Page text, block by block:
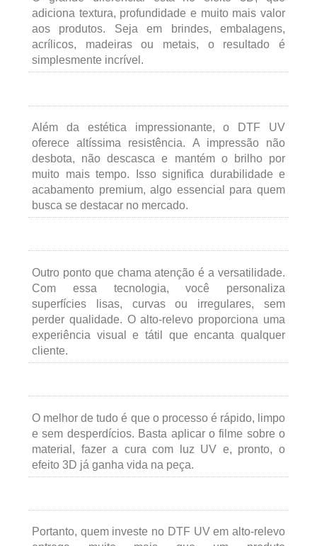
adiciona textura, profundidade e muito mais valor
aos produtos. Seja em brindes, embalagens,
acrílicos, madeiras ou metais, o resultado é
simplesmente incrível.
Além da estética impressionante, o DTF UV
oferece altíssima resistência. A impressão não
desbota, não descasca e mantém o brilho por
muito mais tempo. Isso significa durabilidade e
acabamento premium, algo essencial para quem
busca se destacar no mercado.
Outro ponto que chama atenção é a versatilidade.
Com essa tecnologia, você personaliza
superfícies lisas, curvas ou irregulares, sem
perder qualidade. O alto-relevo proporciona uma
experiência visual e tátil que encanta qualquer
cliente.
O melhor de tudo é que o processo é rápido, limpo
e sem desperdícios. Basta aplicar o filme sobre o
material, fazer a cura com luz UV e, pronto, o
efeito 3D já ganha vida na peça.
Portanto, quem investe no DTF UV em alto-relevo